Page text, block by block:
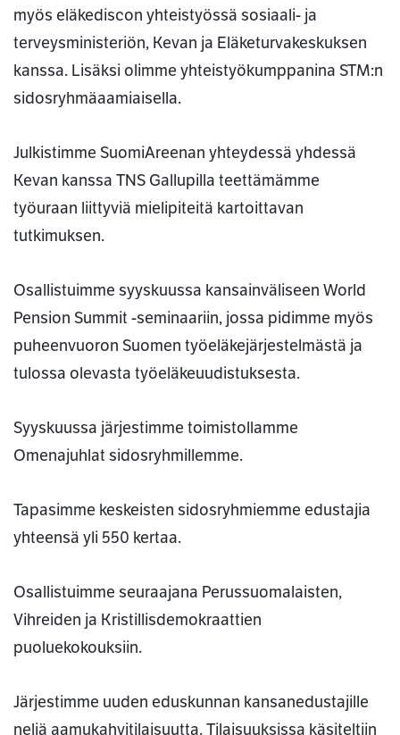
myös eläkediscon yhteistyössä sosiaali- ja
terveysministeriön, Kevan ja Eläketurvakeskuksen
kanssa. Lisäksi olimme yhteistyökumppanina STM:n
sidosryhmäaamiaisella.
Julkistimme SuomiAreenan yhteydessä yhdessä
Kevan kanssa TNS Gallupilla teettämämme
työuraan liittyviä mielipiteitä kartoittavan
tutkimuksen.
Osallistuimme syyskuussa kansainväliseen World
Pension Summit -seminaariin, jossa pidimme myös
puheenvuoron Suomen työeläkejärjestelmästä ja
tulossa olevasta työeläkeuudistuksesta.
Syyskuussa järjestimme toimistollamme
Omenajuhlat sidosryhmillemme.
Tapasimme keskeisten sidosryhmiemme edustajia
yhteensä yli 550 kertaa.
Osallistuimme seuraajana Perussuomalaisten,
Vihreiden ja Kristillisdemokraattien
puoluekokouksiin.
Järjestimme uuden eduskunnan kansanedustajille
neljä aamukahvitilaisuutta. Tilaisuuksissa käsiteltiin